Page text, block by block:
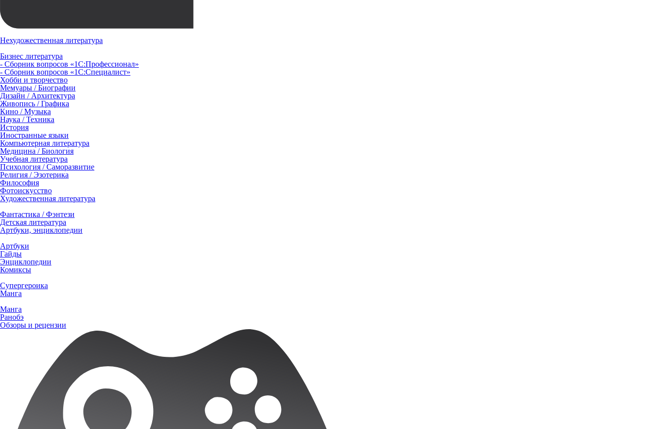
Нехудожественная литература
Бизнес литература
- Сборник вопросов «1С:Профессионал»
- Сборник вопросов «1С:Специалист»
Хобби и творчество
Мемуары / Биографии
Дизайн / Архитектура
Живопись / Графика
Кино / Музыка
Наука / Техника
История
Иностранные языки
Компьютерная литература
Медицина / Биология
Учебная литература
Психология / Саморазвитие
Религия / Эзотерика
Философия
Фотоискусство
Художественная литература
Фантастика / Фэнтези
Детская литература
Артбуки, энциклопедии
Артбуки
Гайды
Энциклопедии
Комиксы
Супергероика
Манга
Манга
Ранобэ
Обзоры и рецензии